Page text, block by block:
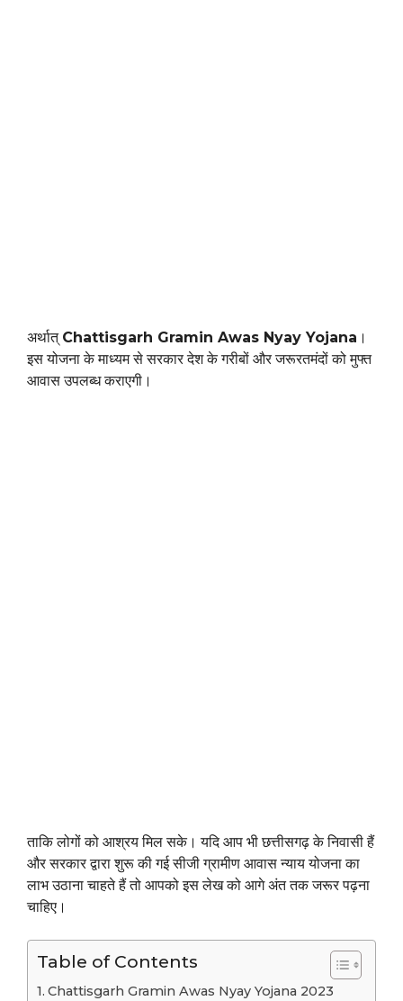
अर्थात् Chattisgarh Gramin Awas Nyay Yojana ।
इस योजना के माध्यम से सरकार देश के गरीबों और जरूरतमंदों को मुफ्त
आवास उपलब्ध कराएगी।
ताकि लोगों को आश्रय मिल सके। यदि आप भी छत्तीसगढ़ के निवासी हैं
और सरकार द्वारा शुरू की गई सीजी ग्रामीण आवास न्याय योजना का
लाभ उठाना चाहते हैं तो आपको इस लेख को आगे अंत तक जरूर पढ़ना
चाहिए।
Table of Contents
Chattisgarh Gramin Awas Nyay Yojana 2023